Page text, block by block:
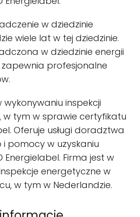
w dziedzinie
wiele lat w tej dziedzinie.
w dziedzinie energii
zapewnia profesjonalne
wykonywaniu inspekcji
w tym w sprawie certyfikatu
Oferuje usługi doradztwa
pomocy w uzyskaniu
Energielabel. Firma jest w
energetyczne w
w tym w Nederlandzie.